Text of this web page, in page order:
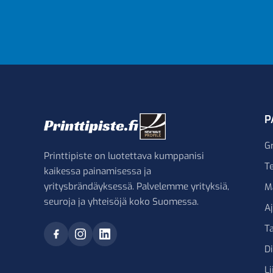
Printtipiste on luotettava kumppanisi
kaikessa painamisessa ja
yritysbrändäyksessä. Palvelemme yrityksiä,
seuroja ja yhteisöjä koko Suomessa.